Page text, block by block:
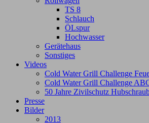
TS 8
Schlauch
ÖLspur
Hochwasser
Gerätehaus
Sonstiges
Videos
Cold Water Grill Challenge
Cold Water Grill Challenge
50 Jahre Zivilschutz
Presse
Bilder
2013